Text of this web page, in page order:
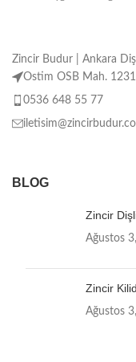
Zincir Budur | Ankara
Ostim OSB Mah.
0536 648 55 77
BLOG
Zincir
Ağustos
Zincir
Ağustos